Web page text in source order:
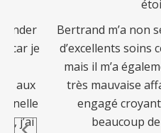
car je
et aux
j’ai
Bertrand m’a non
d’excellents soins
mais il m’a
très mauvaise
engagé
beaucoup